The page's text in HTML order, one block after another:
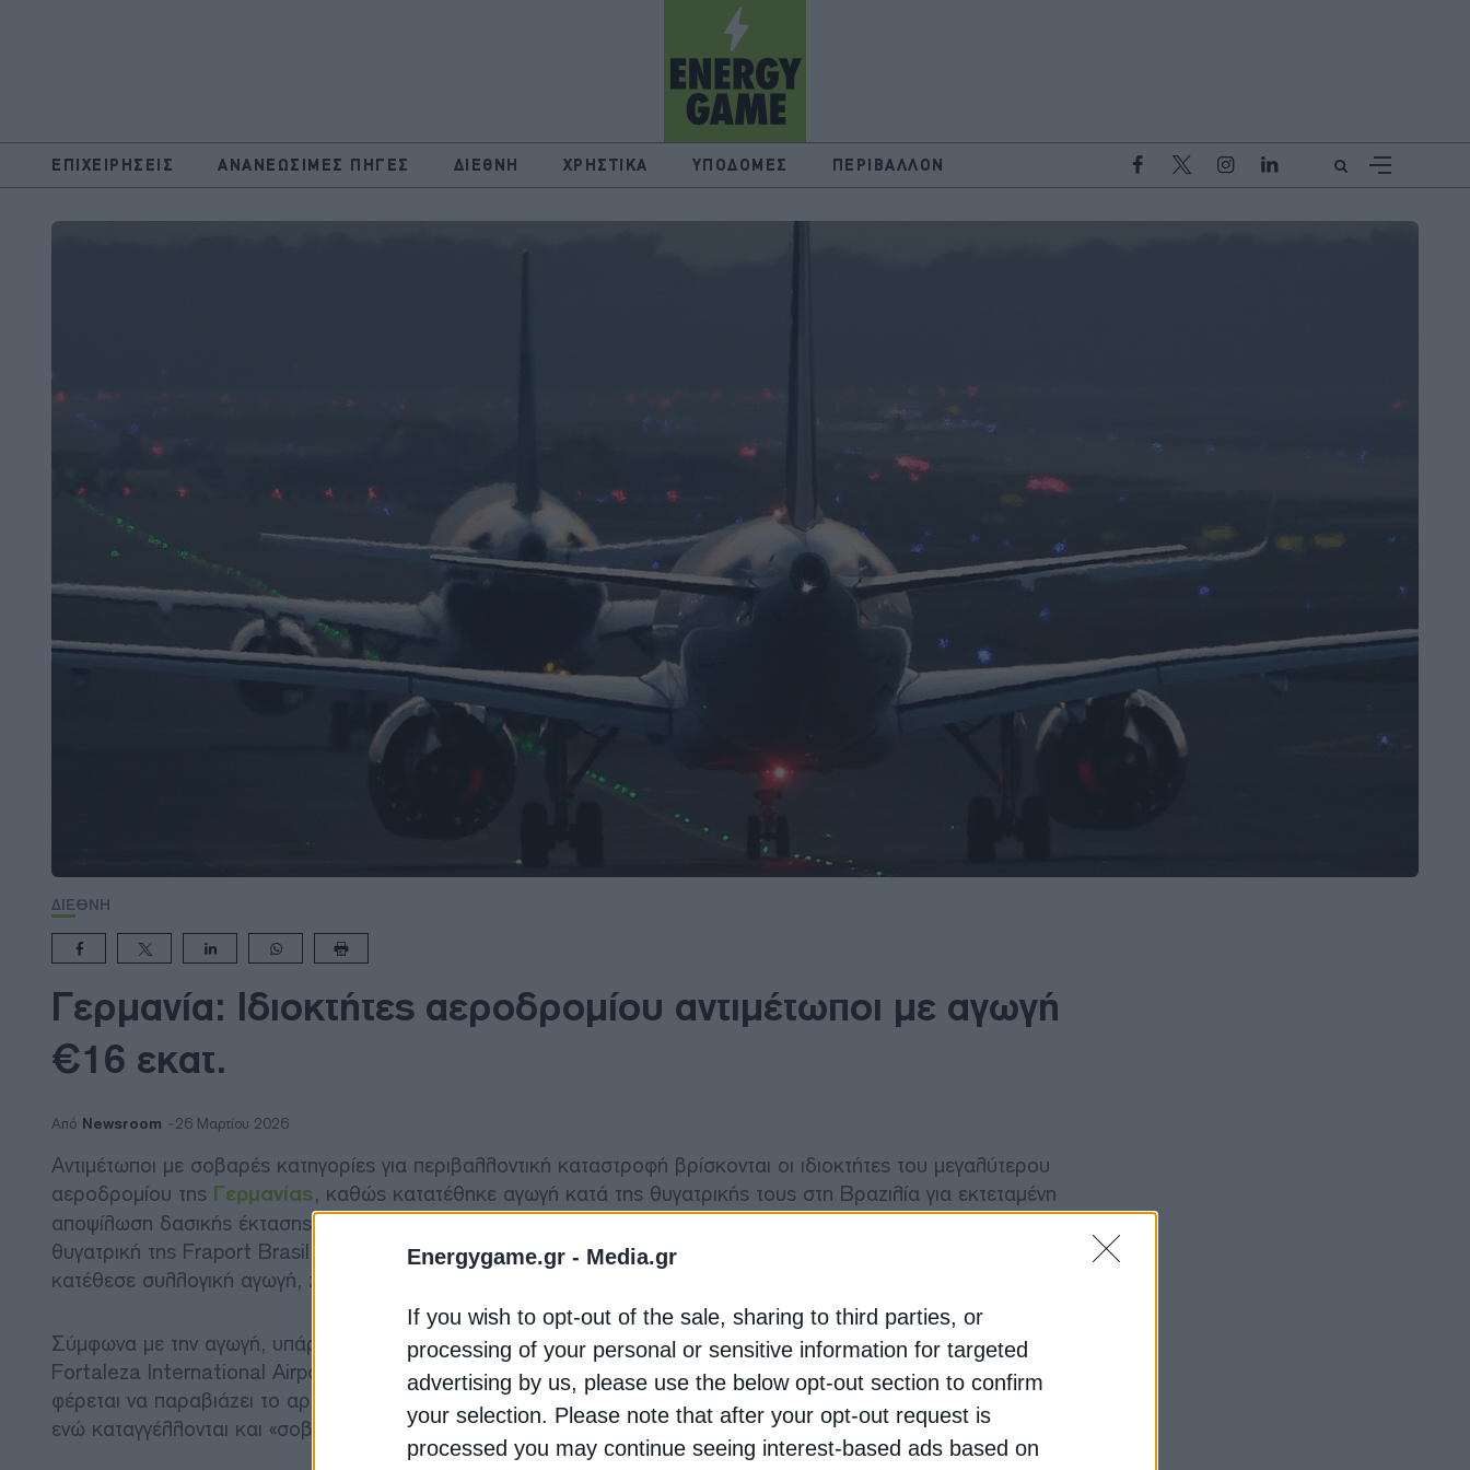
Energygame.gr - Media.gr
If you wish to opt-out of the sale, sharing to third parties, or
processing of your personal or sensitive information for targeted
advertising by us, please use the below opt-out section to confirm
your selection. Please note that after your opt-out request is
processed you may continue seeing interest-based ads based on
ΕΠΙΧΕΙΡΗΣΕΙΣ ΑΝΑΝΕΩΣΙΜΕΣ ΠΗΓΕΣ ΔΙΕΘΝΗ ΧΡΗΣΤΙΚΑ ΥΠΟΔΟΜΕΣ ΠΕΡΙΒΑΛΛΟΝ
ΔΙΕΘΝΗ
Γερμανία: Ιδιοκτήτες αεροδρομίου αντιμέτωποι με αγωγή
€16 εκατ.
Από Newsroom 26 Μαρτίου 2026
Αντιμέτωποι με σοβαρές κατηγορίες για περιβαλλοντική καταστροφή βρίσκονται οι ιδιοκτήτες του μεγαλύτερου
αεροδρομίου της Γερμανίας, καθώς κατατέθηκε αγωγή κατά της θυγατρικής τους στη Βραζιλία για εκτεταμένη
αποψίλωση δασικής έκτασης. Η υπόθεση αφορά τη Fraport AG, που διαχειρίζεται το Frankfurt Airport, και τη
θυγατρική της Fraport Brasil. Στις 18 Μαρτίου, ο δημοτικός σύμβουλος της Fortaleza, Gabriel Biologia,
κατέθεσε συλλογική αγωγή, ζητώντας αποζημίωση ύψους περίπου 16,5 εκατ. ευρώ.
Σύμφωνα με την αγωγή, υπάρχουν «παρατυπίες και παρανομίες» στην αποψίλωση εκτάσεων γύρω από το
Fortaleza International Airport, όπου σχεδιάζεται η κατασκευή αποθηκευτικού κέντρου logistics. Το έργο
φέρεται να παραβιάζει το αρχικό σχέδιο που είχε εγκριθεί κατά τη διαδικασία παραχώρησης από την ANAC,
ενώ καταγγέλλονται και «σοβαρές ελλείψεις» στην περιβαλλοντική αδειοδότηση.